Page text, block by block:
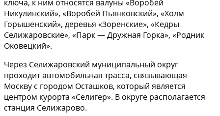
ключа, к ним относятся валуны «Воробей
Никулинский», «Воробей Пьянковский», «Холм
Горышенский», деревья «Зоренские», «Кедры
Селижаровские», «Парк — Дружная Горка», «Родник
Оковецкий».
Через Селижаровский муниципальный округ
проходит автомобильная трасса, связывающая
Москву с городом Осташков, который является
центром курорта «Селигер». В округе располагается
станция Селижарово.